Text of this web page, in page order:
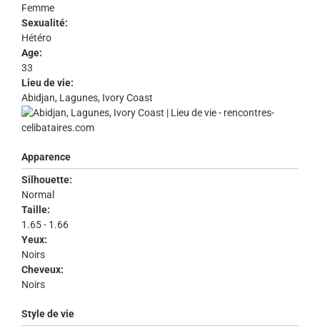
Femme
Sexualité:
Hétéro
Age:
33
Lieu de vie:
Abidjan, Lagunes, Ivory Coast
Apparence
Silhouette:
Normal
Taille:
1.65 - 1.66
Yeux:
Noirs
Cheveux:
Noirs
Style de vie